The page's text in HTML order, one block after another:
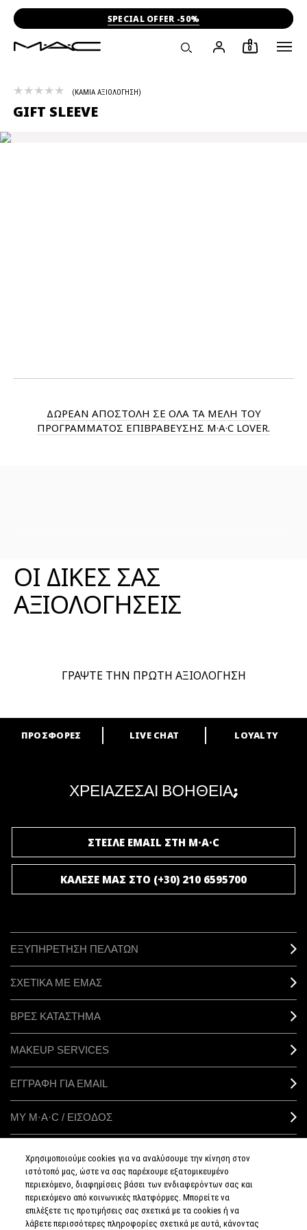
SPECIAL OFFER -50%
0
GIFT SLEEVE
ΚΑΜΙΑ ΑΞΙΟΛΟΓΗΣΗ
ΔΩΡΕΑΝ ΑΠΟΣΤΟΛΗ ΣΕ ΟΛΑ ΤΑ ΜΕΛΗ ΤΟΥ
ΠΡΟΓΡΑΜΜΑΤΟΣ ΕΠΙΒΡΑΒΕΥΣΗΣ M·A·C LOVER.
ΟΙ ΔΙΚΕΣ ΣΑΣ
ΑΞΙΟΛΟΓΗΣΕΙΣ
ΓΡΑΨΤΕ ΤΗΝ ΠΡΩΤΗ ΑΞΙΟΛΟΓΗΣΗ
ARE YOU A M·A·C LOVER?
ΠΡΟΣΦΟΡΕΣ LIVE CHAT LOYALTY
ΧΡΕΙΑΖΕΣΑΙ ΒΟΗΘΕΙΑ;
ΣΤΕΙΛΕ EMAIL ΣΤΗ M·A·C
ΚΑΛΕΣΕ ΜΑΣ ΣΤΟ (+30) 210 6595700
ΕΞΥΠΗΡΕΤΗΣΗ ΠΕΛΑΤΩΝ
ΣΧΕΤΙΚΑ ΜΕ ΕΜΑΣ
ΒΡΕΣ ΚΑΤΑΣΤΗΜΑ
MAKEUP SERVICES
ΕΓΓΡΑΦΗ ΓΙΑ EMAIL
ΜΥ M·A·C / ΕΙΣΟΔΟΣ
ΣΥΝΔΕΘΕΙΤΕ
Χρησιμοποιούμε cookies για να αναλύσουμε την κίνηση στον
ιστότοπό μας, ώστε να σας παρέχουμε εξατομικευμένο
περιεχόμενο, διαφημίσεις βάσει των ενδιαφερόντων σας και
περιεχόμενο από κοινωνικές πλατφόρμες. Μπορείτε να
επιλέξετε τις προτιμήσεις σας σχετικά με τα cookies ή να
λάβετε περισσότερες πληροφορίες σχετικά με αυτά, κάνοντας